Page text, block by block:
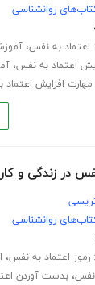
روانشناسی
اعتماد به نفس،
اعتماد به نفس،
مهارت افزایش
در زندگی و کار
تریسی
روانشناسی
رموز اعتماد به نفس،
نفس،بدست آوردن